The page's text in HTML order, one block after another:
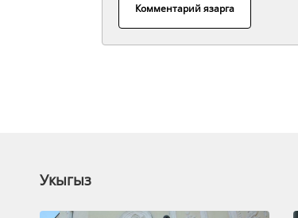
Комментарий язарга
Укыгыз